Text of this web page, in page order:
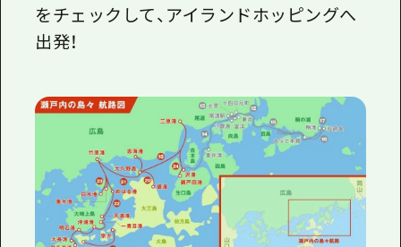
をチェックして、アイランドホッピングへ
出発！